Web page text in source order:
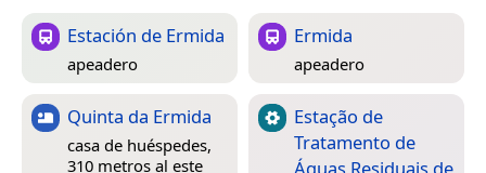
Estación de Ermida
apeadero
Ermida
apeadero
Quinta da Ermida
casa de huéspedes,
310 metros al este
Estação de
Tratamento de